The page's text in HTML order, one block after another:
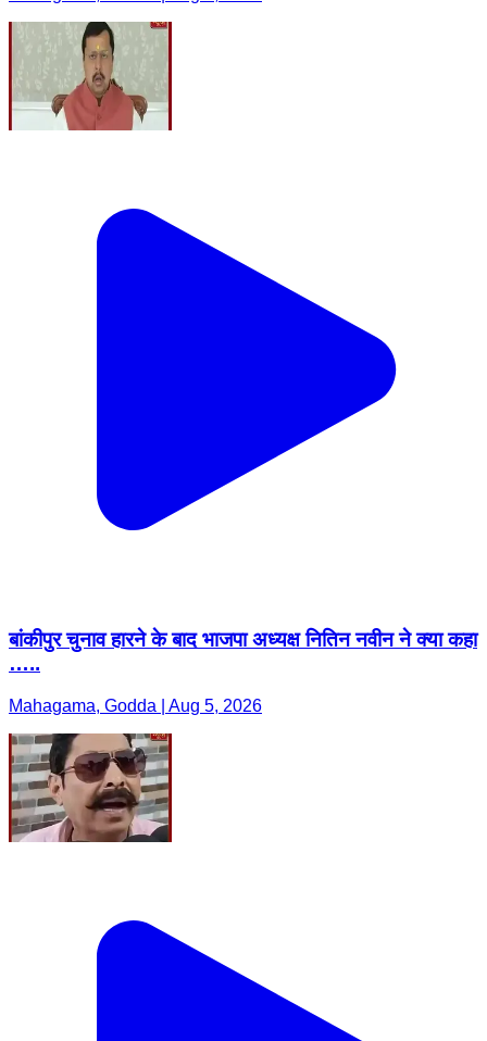
बांकीपुर चुनाव हारने के बाद भाजपा अध्यक्ष नितिन नवीन ने क्या कहा
…..
Mahagama, Godda | Aug 5, 2026